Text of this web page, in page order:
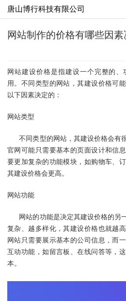
唐山博行科技有限公司
网站制作的价格有哪些因素
网站建设价格是指建设一个完整的、
用。不同类型的网站，其建设价格可
以下因素决定的：
网站类型
不同类型的网站，其建设价格会有
官网可能只需要基本的页面设计和信
要更加复杂的功能模块，如购物车、
其建设价格会更高。
网站功能
网站的功能是决定其建设价格的另
复杂、越多样化，其建设价格也就越
网站只需要展示基本的公司信息，而
互动功能，如留言板、在线问答等，
本。